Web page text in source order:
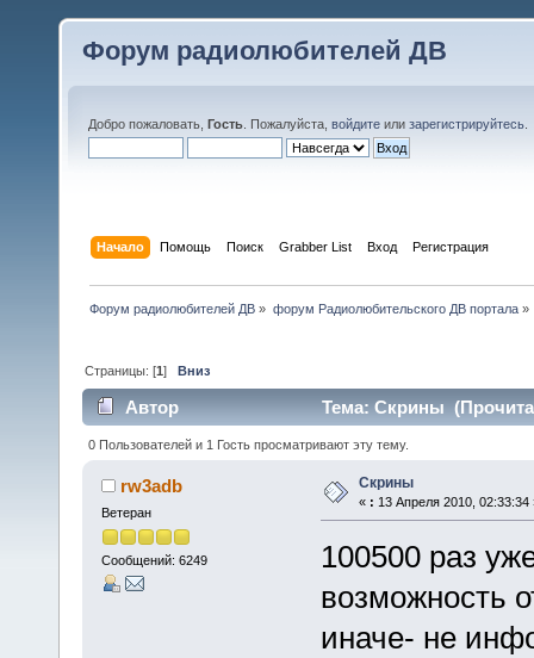
Форум радиолюбителей ДВ
Добро пожаловать, Гость . Пожалуйста, войдите или зарегистрируйтесь
Начало Помощь Поиск Grabber List Вход Регистрация
Форум радиолюбителей ДВ » форум Радиолюбительского ДВ портала»
Страницы: [1]Вниз
Автор Тема: Скрины
0 Пользователей и 1 Гость просматривают эту тему.
rw3adb
Ветеран
Сообщений: 6249
Скрины
« : 13 Апреля 2010, 02:33:34
100500 раз
иначе- не